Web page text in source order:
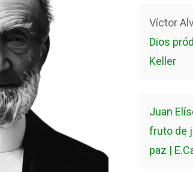
Víctor
Dios
Keller
Juan
fruto de
paz |